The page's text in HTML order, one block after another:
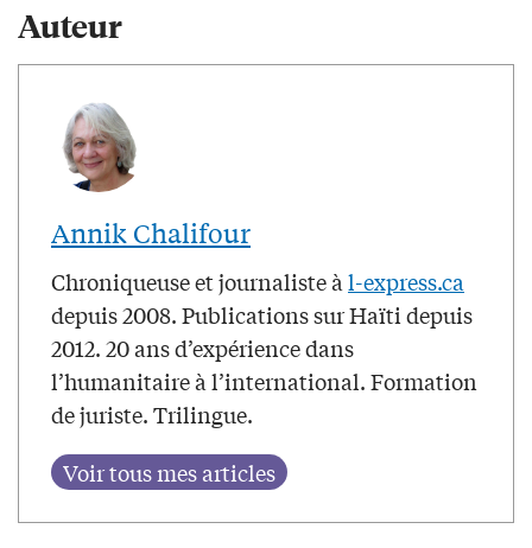
Auteur
Annik Chalifour
Chroniqueuse et journaliste àl-express.ca
depuis 2008. Publications sur Haïti depuis
2012. 20 ans d’expérience dans
l’humanitaire à l’international. Formation
de juriste. Trilingue.